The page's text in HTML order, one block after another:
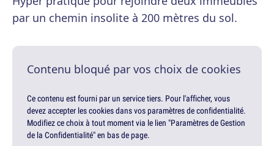
par un chemin insolite à 200 mètres du sol.
Contenu bloqué par vos choix de cookies
Ce contenu est fourni par un service tiers. Pour l'afficher, vous
devez accepter les cookies dans vos paramètres de confidentialité.
Modifiez ce choix à tout moment via le lien "Paramètres de Gestion
de la Confidentialité" en bas de page.